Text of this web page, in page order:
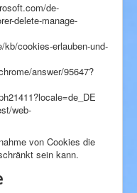
de-
delete-manage-
cookies-erlauben-und-
answer/95647?
web-
von Cookies die
sein kann.